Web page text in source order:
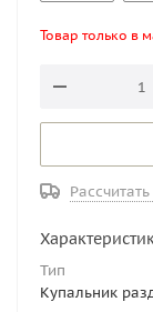
Товар только в
Тип
Купальник